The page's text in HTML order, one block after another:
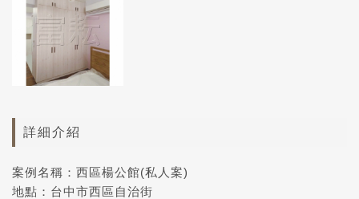
詳細介紹
案例名稱：西區楊公館(私人案)
地點：台中市西區自治街